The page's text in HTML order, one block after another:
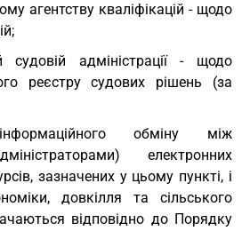
агентству кваліфікацій - щодо
судовій адміністрації - щодо
реєстру судових рішень (за
обміну між
електронних
зазначених у цьому пункті, і
довкілля та сільського
відповідно до Порядку